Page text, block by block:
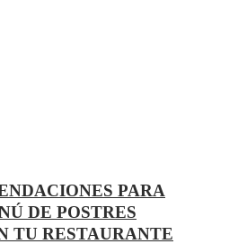
PARA
DE POSTRES
TU RESTAURANTE